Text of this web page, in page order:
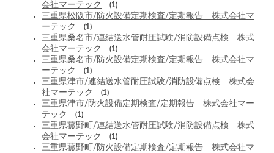
会社マーテック
(1)
三重県松阪市/防火設備定期検査/定期報告 株式会社マ
ーテック
(1)
三重県桑名市/連結送水管耐圧試験/消防設備点検 株式
会社マーテック
(1)
三重県桑名市/防火設備定期検査/定期報告 株式会社マ
ーテック
(1)
三重県津市/連結送水管耐圧試験/消防設備点検 株式会
社マーテック
(1)
三重県津市/防火設備定期検査/定期報告 株式会社マー
テック
(1)
三重県菰野町/連結送水管耐圧試験/消防設備点検 株式
会社マーテック
(1)
三重県菰野町/防火設備定期検査/定期報告 株式会社マ